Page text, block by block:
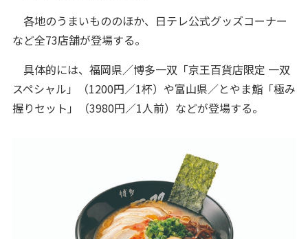
各地のうまいもののほか、日テレ公式グッズコーナー
など全73店舗が登場する。
具体的には、福岡県／博多一双「京王百貨店限定 一双
スペシャル」（1200円／1杯）や富山県／とやま鮨「極み
握りセット」（3980円／1人前）などが登場する。